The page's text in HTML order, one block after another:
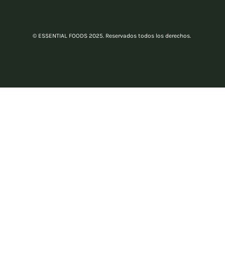
© ESSENTIAL FOODS 2025. Reservados todos los derechos.